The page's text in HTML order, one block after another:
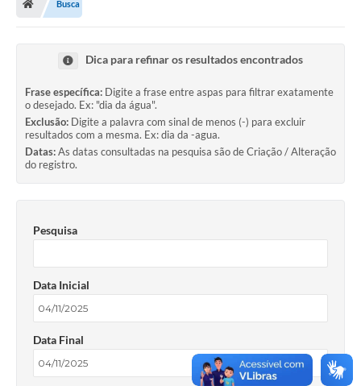
Busca
Dica para refinar os resultados encontrados
Frase específica: Digite a frase entre aspas para filtrar exatamente
o desejado. Ex: "dia da água".
Exclusão: Digite a palavra com sinal de menos (-) para excluir
resultados com a mesma. Ex: dia da -agua.
Datas:As datas consultadas na pesquisa são de Criação / Alteração
do registro.
Pesquisa
Data Inicial
Data Final